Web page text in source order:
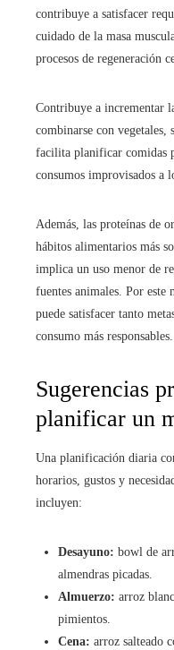
contribuye a satisfacer
cuidado de la masa
procesos de regeneración
Contribuye a incrementar
combinarse con vegetales,
facilita planificar comidas
consumos improvisados a
Además, las proteínas de
hábitos alimentarios más
implica un uso menor de
fuentes animales. Por este
puede satisfacer tanto
consumo más responsables.
Sugerencias
planificar un
Una planificación diaria
horarios, gustos y
incluyen:
Desayuno: bowl de
almendras picadas.
Almuerzo: arroz
pimientos.
Cena: arroz salteado